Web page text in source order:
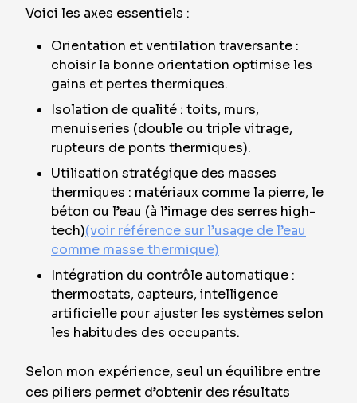
Voici les axes essentiels :
Orientation et ventilation traversante :
choisir la bonne orientation optimise les
gains et pertes thermiques.
Isolation de qualité : toits, murs,
menuiseries (double ou triple vitrage,
rupteurs de ponts thermiques).
Utilisation stratégique des masses
thermiques : matériaux comme la pierre, le
béton ou l’eau (à l’image des serres high-
tech)(voir référence sur l’usage de l’eau
comme masse thermique)
Intégration du contrôle automatique :
thermostats, capteurs, intelligence
artificielle pour ajuster les systèmes selon
les habitudes des occupants.
Selon mon expérience, seul un équilibre entre
ces piliers permet d’obtenir des résultats